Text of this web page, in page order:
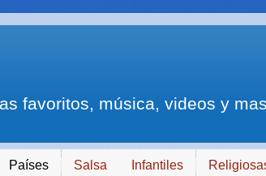
favoritos, música, videos y mas
Países Salsa Infantiles